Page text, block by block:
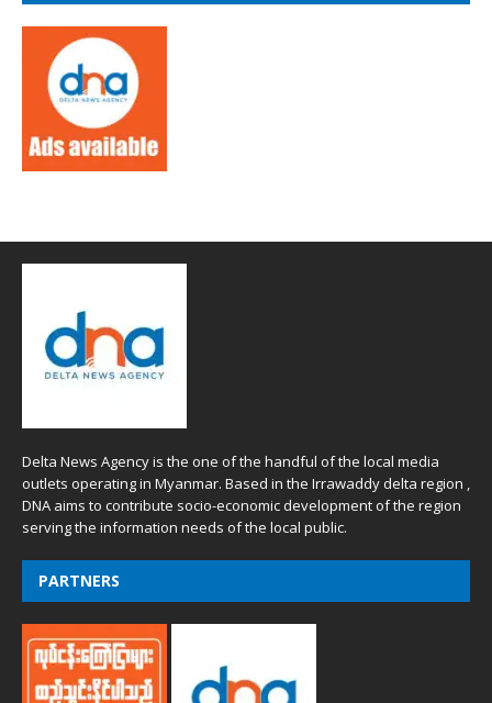
Delta News Agency is the one of the handful of the local media
outlets operating in Myanmar. Based in the Irrawaddy delta region ,
DNA aims to contribute socio-economic development of the region
serving the information needs of the local public.
PARTNERS